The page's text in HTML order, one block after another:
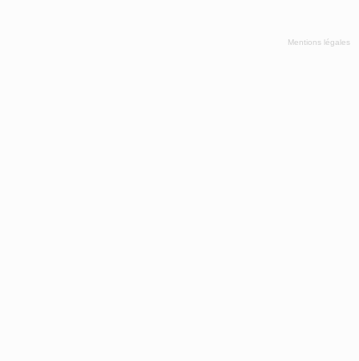
Mentions légales